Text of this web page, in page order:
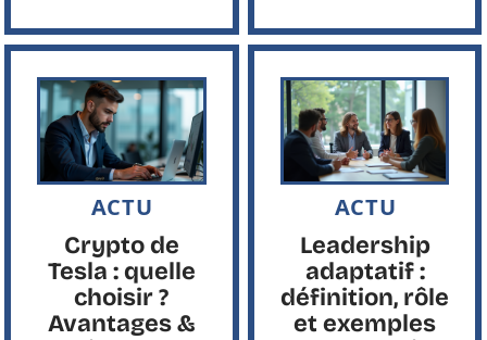
ACTU
Crypto de
Tesla : quelle
choisir ?
Avantages &
ACTU
Leadership
adaptatif :
définition, rôle
et exemples